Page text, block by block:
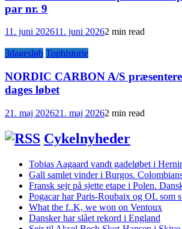
par nr. 9
11. juni 202611. juni 20262 min read
3dagesløb Tophistorie
NORDIC CARBON A/S
dages løbet
21. maj 202621. maj 20262 min read
Cykelnyheder
Tobias Aagaard vandt gadeløbet i
Gall samlet vinder i Burgos.
Fransk sejr på sjette etape i Polen.
Pogacar har Paris-Roubaix og OL som
What the f..K, we won on Ventoux
Dansker har slået rekord i England